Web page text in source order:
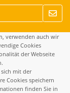
verwenden auch wir
Cookies
der Webseite
mit der
Cookies speichern
finden Sie in